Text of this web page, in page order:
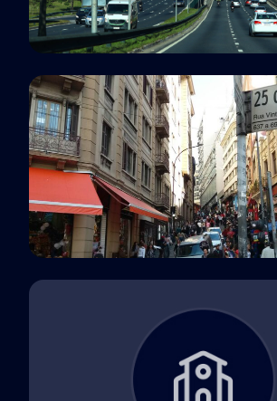
São José dos Campos, SP